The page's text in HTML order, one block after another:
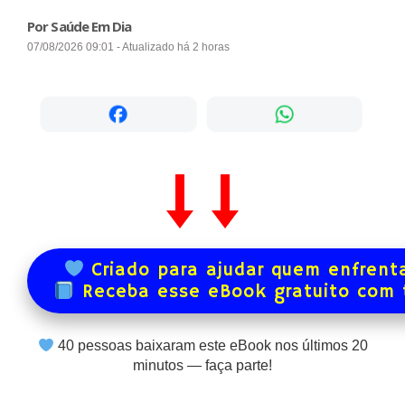
Por Saúde Em Dia
07/08/2026 09:01 - Atualizado há 2 horas
Criado para ajudar quem
Receba esse eBook gratuito
40pessoas baixaram este eBook nos últimos 20
minutos — faça parte!